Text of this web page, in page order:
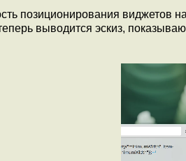
позиционирования виджетов
выводится эскиз,